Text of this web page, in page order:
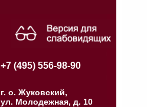
+7 (495) 556-98-90
г. о. Жуковский,
ул. Молодежная, д. 10